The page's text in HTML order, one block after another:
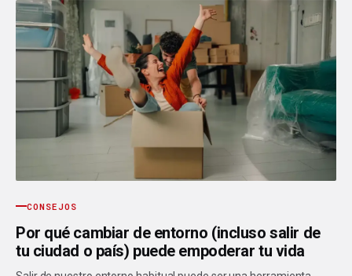
CONSEJOS
Por qué cambiar de entorno (incluso salir de
tu ciudad o país) puede empoderar tu vida